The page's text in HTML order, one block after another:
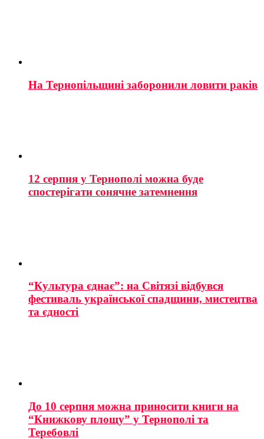
На Тернопільщині заборонили ловити раків
12 серпня у Тернополі можна буде
спостерігати сонячне затемнення
“Культура єднає”: на Світязі відбувся
фестиваль української спадщини, мистецтва
та єдності
До 10 серпня можна приносити книги на
“Книжкову площу” у Тернополі та
Теребовлі